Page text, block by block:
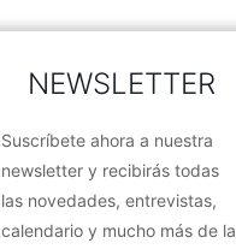
NEWSLETTER
Suscríbete ahora a nuestra
newsletter y recibirás todas
las novedades, entrevistas,
calendario y mucho más de la